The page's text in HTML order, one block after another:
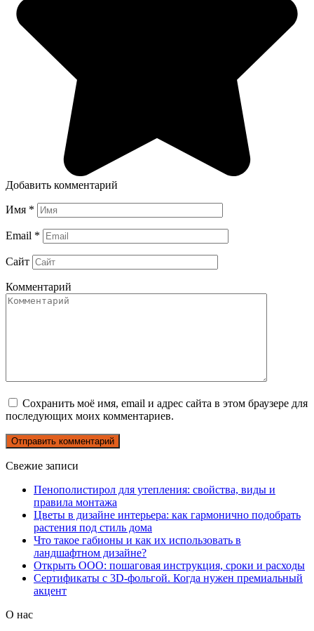
Добавить комментарий
Имя *
Email *
Сайт
Комментарий
Сохранить моё имя, email и адрес сайта в этом браузере для
последующих моих комментариев.
Свежие записи
Пенополистирол для утепления: свойства, виды и
правила монтажа
Цветы в дизайне интерьера: как гармонично подобрать
растения под стиль дома
Что такое габионы и как их использовать в
ландшафтном дизайне?
Открыть ООО: пошаговая инструкция, сроки и расходы
Сертификаты с 3D-фольгой. Когда нужен премиальный
акцент
О нас